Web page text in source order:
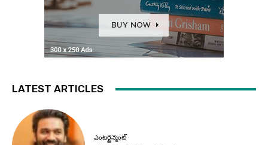
LATEST ARTICLES
ఎంటర్టైన్మెంట్